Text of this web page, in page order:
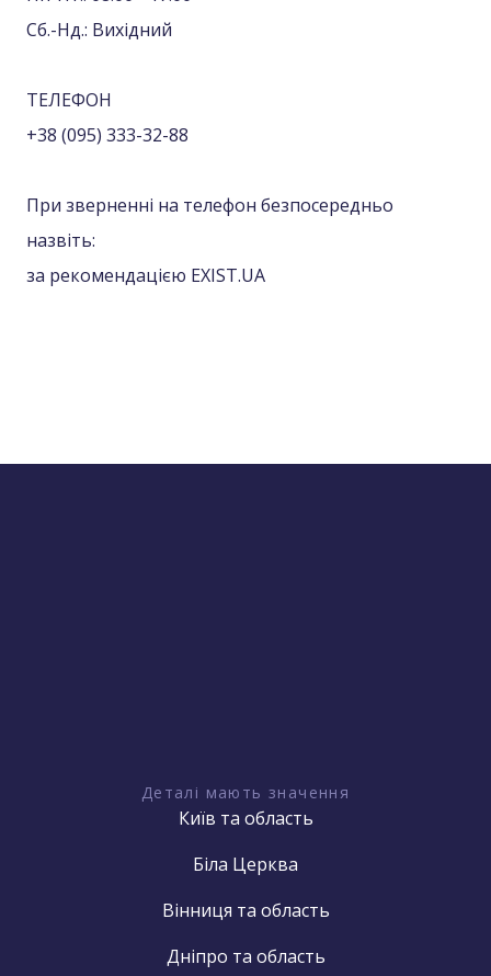
Сб.-Нд.: Вихідний
ТЕЛЕФОН
+38 (095) 333-32-88
При зверненні на телефон безпосередньо
назвіть:
за рекомендацією EXIST.UA
Деталі мають значення
Київ та область
Біла Церква
Вінниця та область
Дніпро та область